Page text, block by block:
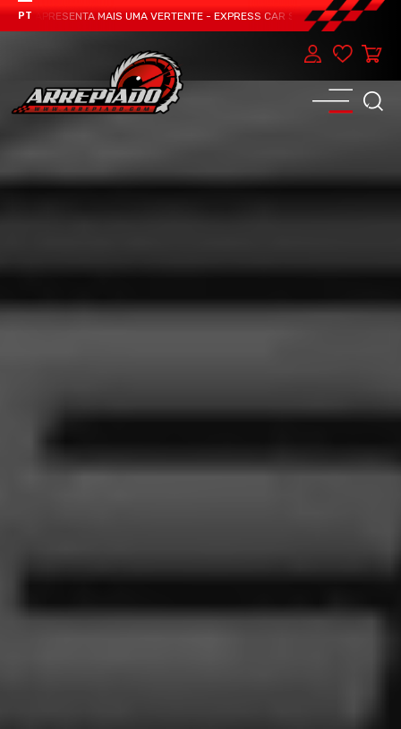
PT
APRESENTA MAIS UMA VERTENTE - EXPRESS CAR SERVICE, MANUTENÇÃO